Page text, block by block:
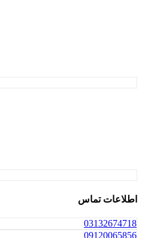
اطلاعات تماس
03132674718
09120065856